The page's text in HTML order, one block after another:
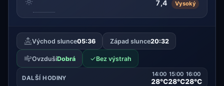
7,4 Vysoký
Východ slunce05:36 Západ slunce20:32
OvzdušíDobrá ✓Bez výstrah
DALŠÍ HODINY
14:00
28°C
15:00
28°C
16:00
28°C